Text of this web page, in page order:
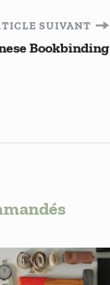
SUIVANT
Bookbinding